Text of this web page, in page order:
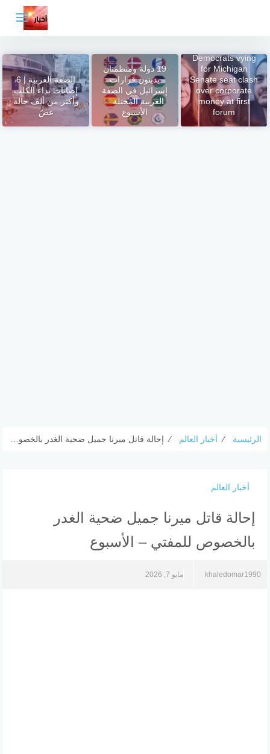
الضفة الغربية | 6
إصابات بداء الكلب
وأكثر من ألف حالة
عضّ
19 دولة ومنظمتان
يدينون قرارات
إسرائيل في الضفة
الغربية المحتلة –
الأسبوع
Democrats vying
for Michigan
Senate seat clash
over corporate
money at first
forum
الرئيسية ⁄ أخبار العالم ⁄ إحالة قاتل ميرنا جميل ضحية الغدر بالخصوص للمفتي – الأسبوع
أخبار العالم
إحالة قاتل ميرنا جميل ضحية الغدر
بالخصوص للمفتي – الأسبوع
khaledomar1990 مايو 7, 2026